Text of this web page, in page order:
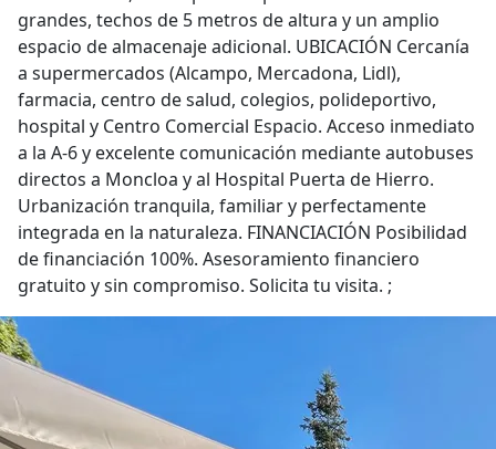
grandes, techos de 5 metros de altura y un amplio
espacio de almacenaje adicional. UBICACIÓN Cercanía
a supermercados (Alcampo, Mercadona, Lidl),
farmacia, centro de salud, colegios, polideportivo,
hospital y Centro Comercial Espacio. Acceso inmediato
a la A-6 y excelente comunicación mediante autobuses
directos a Moncloa y al Hospital Puerta de Hierro.
Urbanización tranquila, familiar y perfectamente
integrada en la naturaleza. FINANCIACIÓN Posibilidad
de financiación 100%. Asesoramiento financiero
gratuito y sin compromiso. Solicita tu visita. ;